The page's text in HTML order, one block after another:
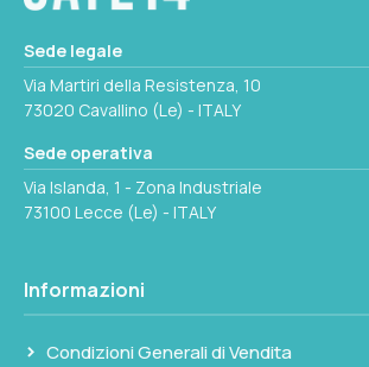
gomma esterna protegge da urti e
custodia di protezione.
Sede legale
Via Martiri della Resistenza, 10
73020 Cavallino (Le) - ITALY
Sede operativa
Via Islanda, 1 - Zona Industriale
73100 Lecce (Le) - ITALY
Informazioni
Condizioni Generali di Vendita